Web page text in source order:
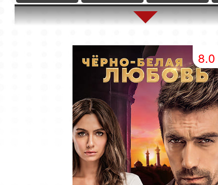
45 серия
46 серия
47 серия
50 серия
51 серия
54 серия
55 серия
58 серия
59 серия
62 серия
63 серия
66 серия
67 серия
70 серия
71 серия
8.0